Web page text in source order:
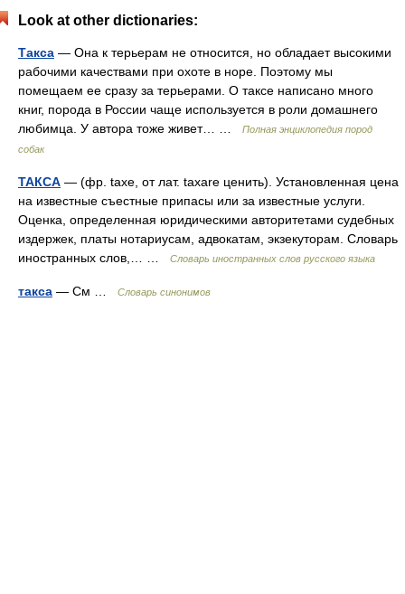
Look at other dictionaries:
Такса — Она к терьерам не относится, но обладает высокими
рабочими качествами при охоте в норе. Поэтому мы
помещаем ее сразу за терьерами. О таксе написано много
книг, порода в России чаще используется в роли домашнего
любимца. У автора тоже живет… …
Полная энциклопедия пород
собак
ТАКСА — (фр. taxe, от лат. taxare ценить). Установленная цена
на известные съестные припасы или за известные услуги.
Оценка, определенная юридическими авторитетами судебных
издержек, платы нотариусам, адвокатам, экзекуторам. Словарь
иностранных слов,… …
Словарь иностранных слов русского языка
такса — См … Словарь синонимов